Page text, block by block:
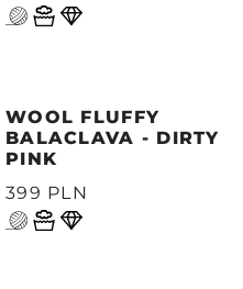
WOOL FLUFFY
BALACLAVA - DIRTY
PINK
399 PLN